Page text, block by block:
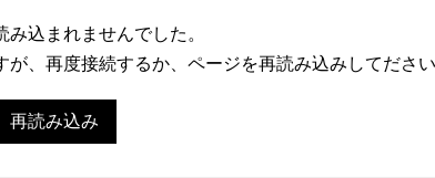
み込まれませんでした。
、再度接続するか、ページを再読み込みしてださ
再読み込み